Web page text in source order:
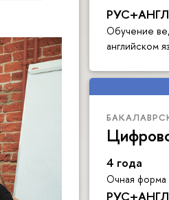
РУС+АНГЛ
Обучение
английском
4 года
Очная форма
РУС+АНГЛ